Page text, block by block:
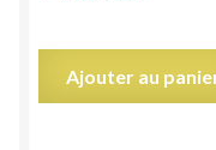
Ajouter au